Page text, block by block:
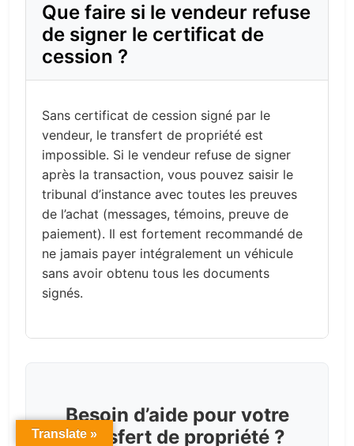
Que faire si le vendeur refuse
de signer le certificat de
cession ?
Sans certificat de cession signé par le
vendeur, le transfert de propriété est
impossible. Si le vendeur refuse de signer
après la transaction, vous pouvez saisir le
tribunal d’instance avec toutes les preuves
de l’achat (messages, témoins, preuve de
paiement). Il est fortement recommandé de
ne jamais payer intégralement un véhicule
sans avoir obtenu tous les documents
signés.
Besoin d’aide pour votre
transfert de propriété ?
Translate »